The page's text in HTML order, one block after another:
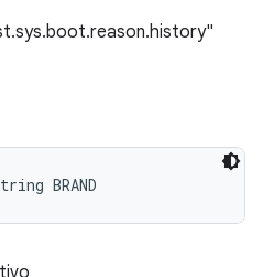
BRAND